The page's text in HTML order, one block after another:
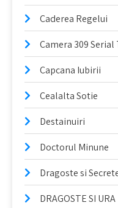
Caderea Regelui
Camera 309 Serial
Capcana Iubirii
Cealalta Sotie
Destainuiri
Doctorul Minune
Dragoste si
DRAGOSTE SI URA